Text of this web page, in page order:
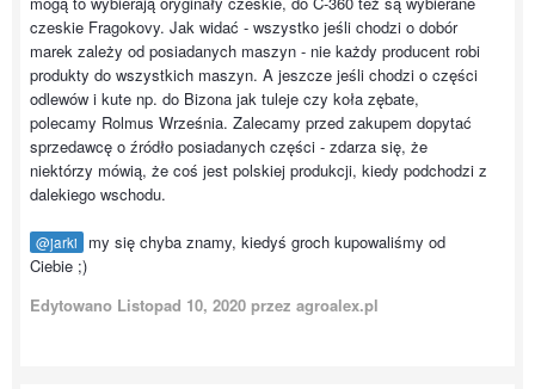
czeskie Fragokovy. Jak widać - wszystko jeśli chodzi o dobór
marek zależy od posiadanych maszyn - nie każdy producent robi
produkty do wszystkich maszyn. A jeszcze jeśli chodzi o części
odlewów i kute np. do Bizona jak tuleje czy koła zębate,
polecamy Rolmus Września. Zalecamy przed zakupem dopytać
sprzedawcę o źródło posiadanych części - zdarza się, że
niektórzy mówią, że coś jest polskiej produkcji, kiedy podchodzi z
dalekiego wschodu.
@jarki
my się chyba znamy, kiedyś groch kupowaliśmy od
Ciebie ;)
Edytowano Listopad 10, 2020 przez agroalex.pl